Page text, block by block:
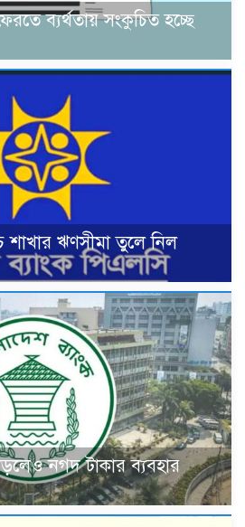
ব্যর্থতায় সংকুচিত হচ্ছে
শাখার ঋণসীমা তুলে নিল
নগদ টাকার ব্যবহার